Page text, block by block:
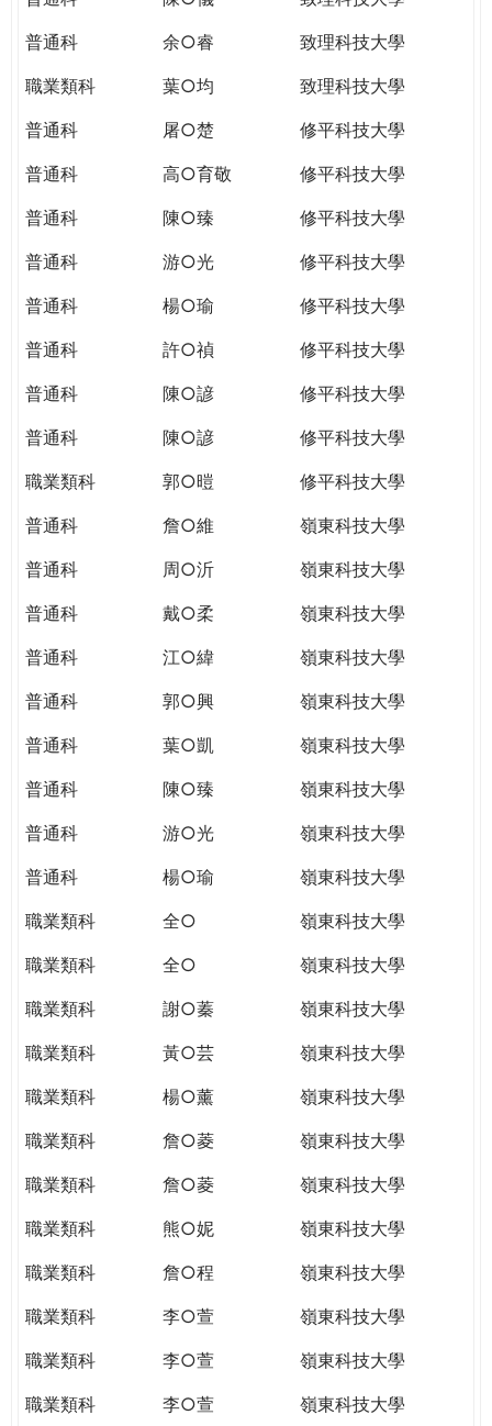
普通科
余○睿
致理科技大學
職業類科
葉○均
致理科技大學
普通科
屠○楚
修平科技大學
普通科
高○育敬
修平科技大學
普通科
陳○臻
修平科技大學
普通科
游○光
修平科技大學
普通科
楊○瑜
修平科技大學
普通科
許○禎
修平科技大學
普通科
陳○諺
修平科技大學
普通科
陳○諺
修平科技大學
職業類科
郭○暟
修平科技大學
普通科
詹○維
嶺東科技大學
普通科
周○沂
嶺東科技大學
普通科
戴○柔
嶺東科技大學
普通科
江○緯
嶺東科技大學
普通科
郭○興
嶺東科技大學
普通科
葉○凱
嶺東科技大學
普通科
陳○臻
嶺東科技大學
普通科
游○光
嶺東科技大學
普通科
楊○瑜
嶺東科技大學
職業類科
全○
嶺東科技大學
職業類科
全○
嶺東科技大學
職業類科
謝○蓁
嶺東科技大學
職業類科
黃○芸
嶺東科技大學
職業類科
楊○薰
嶺東科技大學
職業類科
詹○菱
嶺東科技大學
職業類科
詹○菱
嶺東科技大學
職業類科
熊○妮
嶺東科技大學
職業類科
詹○程
嶺東科技大學
職業類科
李○萱
嶺東科技大學
職業類科
李○萱
嶺東科技大學
職業類科
李○萱
嶺東科技大學